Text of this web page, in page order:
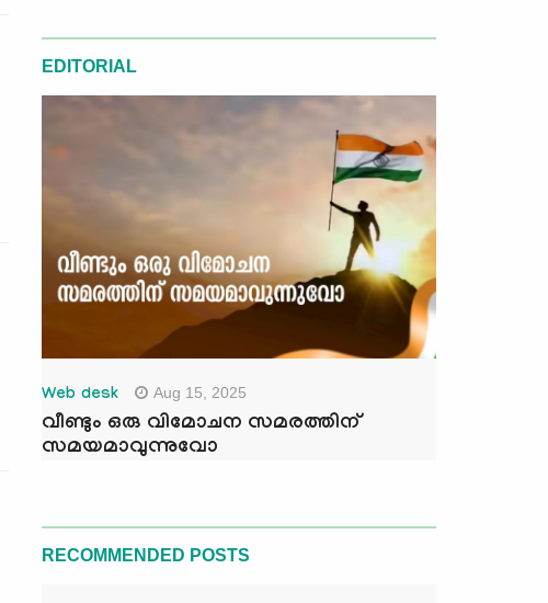
EDITORIAL
Web desk Aug 15, 2025
വീണ്ടും ഒരു വിമോചന സമരത്തിന്
സമയമാവുന്നുവോ
RECOMMENDED POSTS